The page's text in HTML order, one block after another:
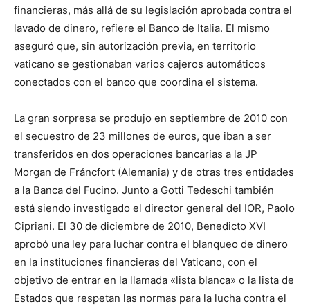
financieras, más allá de su legislación aprobada contra el
lavado de dinero, refiere el Banco de Italia. El mismo
aseguró que, sin autorización previa, en territorio
vaticano se gestionaban varios cajeros automáticos
conectados con el banco que coordina el sistema.
La gran sorpresa se produjo en septiembre de 2010 con
el secuestro de 23 millones de euros, que iban a ser
transferidos en dos operaciones bancarias a la JP
Morgan de Fráncfort (Alemania) y de otras tres entidades
a la Banca del Fucino. Junto a Gotti Tedeschi también
está siendo investigado el director general del IOR, Paolo
Cipriani. El 30 de diciembre de 2010, Benedicto XVI
aprobó una ley para luchar contra el blanqueo de dinero
en la instituciones financieras del Vaticano, con el
objetivo de entrar en la llamada «lista blanca» o la lista de
Estados que respetan las normas para la lucha contra el